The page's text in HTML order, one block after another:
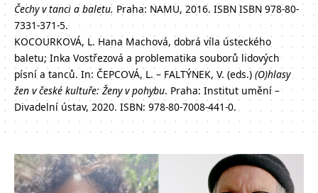
Čechy v tanci a baletu. Praha: NAMU, 2016. ISBN ISBN 978-80-
7331-371-5.
KOCOURKOVÁ, L. Hana Machová, dobrá víla ústeckého
baletu; Inka Vostřezová a problematika souborů lidových
písní a tanců. In: ČEPCOVÁ, L. – FALTÝNEK, V. (eds.) (O)hlasy
žen v české kultuře: Ženy v pohybu. Praha: Institut umění –
Divadelní ústav, 2020. ISBN: 978-80-7008-441-0.